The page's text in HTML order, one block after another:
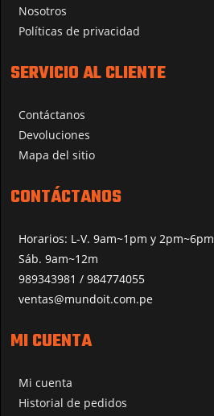
Nosotros
Políticas de privacidad
SERVICIO AL CLIENTE
Contáctanos
Devoluciones
Mapa del sitio
CONTÁCTANOS
Horarios: L-V. 9am~1pm y 2pm~6pm
Sáb. 9am~12m
989343981 / 984774055
ventas@mundoit.com.pe
MI CUENTA
Mi cuenta
Historial de pedidos